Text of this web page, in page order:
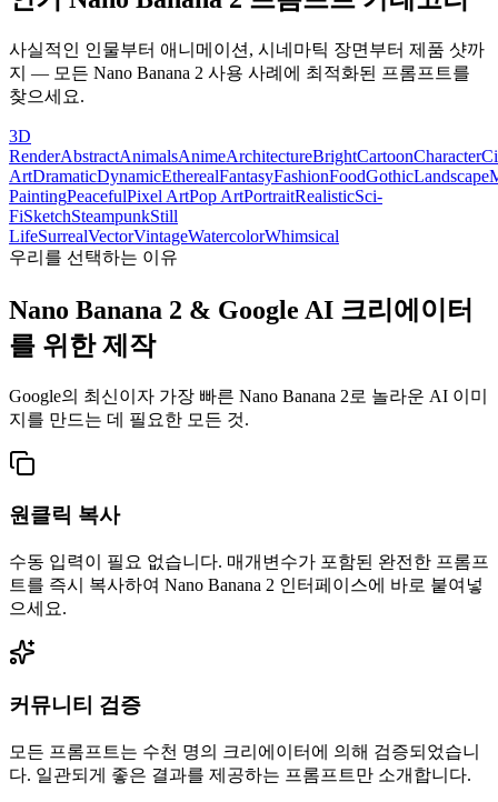
사실적인 인물부터 애니메이션, 시네마틱 장면부터 제품 샷까
지 — 모든 Nano Banana 2 사용 사례에 최적화된 프롬프트를
찾으세요.
3D
RenderAbstractAnimalsAnimeArchitectureBrightCartoonCharacter
ArtDramaticDynamicEtherealFantasyFashionFoodGothicLandscape
PaintingPeacefulPixel ArtPop ArtPortraitRealisticSci-
FiSketchSteampunkStill
LifeSurrealVectorVintageWatercolorWhimsical
우리를 선택하는 이유
Nano Banana 2 & Google AI 크리에이터
를 위한 제작
Google의 최신이자 가장 빠른 Nano Banana 2로 놀라운 AI 이미
지를 만드는 데 필요한 모든 것.
원클릭 복사
수동 입력이 필요 없습니다. 매개변수가 포함된 완전한 프롬프
트를 즉시 복사하여 Nano Banana 2 인터페이스에 바로 붙여넣
으세요.
커뮤니티 검증
모든 프롬프트는 수천 명의 크리에이터에 의해 검증되었습니
다. 일관되게 좋은 결과를 제공하는 프롬프트만 소개합니다.